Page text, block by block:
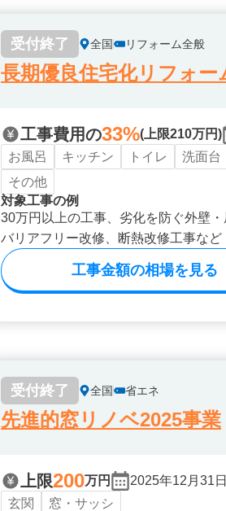
受付終了 全国 リフォーム全般
長期優良住宅化リフォー
工事費用の33%(上限210万円)
お風呂
キッチン トイレ 洗面台
その他
対象工事の例
30万円以上の工事、劣化を防ぐ外壁
バリアフリー改修、断熱改修工事など
工事金額の相場を見る
受付終了 全国 省エネ
先進的窓リノベ2025事業
上限200万円
2025年12月31
玄関
窓・サッシ